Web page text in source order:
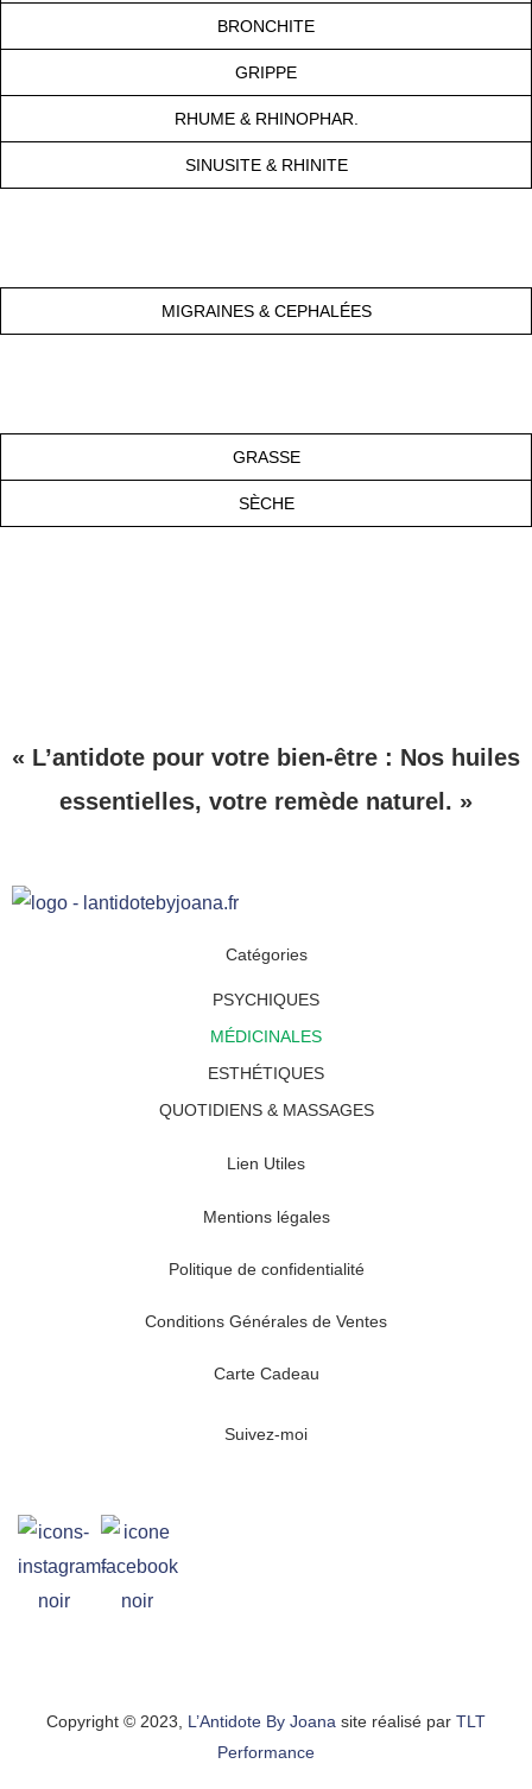
BRONCHITE
GRIPPE
RHUME & RHINOPHAR.
SINUSITE & RHINITE
MIGRAINES & CEPHALÉES
GRASSE
SÈCHE
« L’antidote pour votre bien-être : Nos huiles
essentielles, votre remède naturel. »
Catégories
PSYCHIQUES
MÉDICINALES
ESTHÉTIQUES
QUOTIDIENS & MASSAGES
Lien Utiles
Mentions légales
Politique de confidentialité
Conditions Générales de Ventes
Carte Cadeau
Suivez-moi
Copyright © 2023, L’Antidote By Joana site réalisé par TLT
Performance